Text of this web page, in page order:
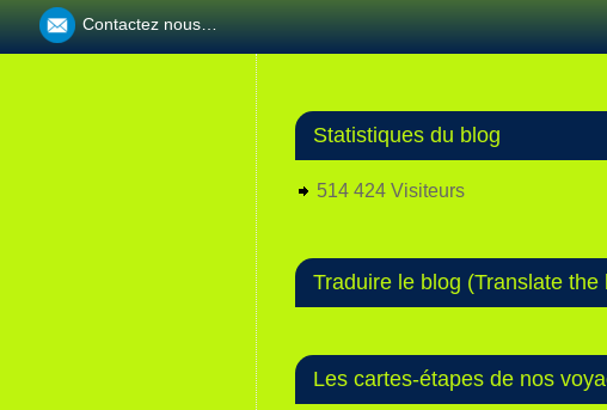
Contactez nous…
Statistiques du blog
514 424 Visiteurs
Traduire le blog (Translate the
Les cartes-étapes de nos